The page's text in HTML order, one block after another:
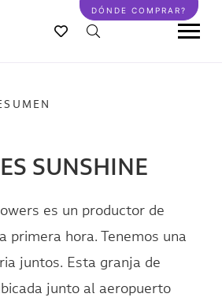
DÓNDE COMPRAR?
SUNSHINE
es un productor de
primera hora. Tenemos una
juntos. Esta granja de
junto al aeropuerto